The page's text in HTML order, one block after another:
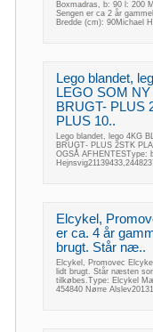
Boxmadras, b: 90 l: 200
Sengen er ca 2 år
Bredde (cm): 90Michael
Lego blandet,
LEGO SOM
BRUGT- PLUS
PLUS 10..
Lego blandet, lego 4KG
BRUGT- PLUS 2STK
OGSÅ AFHENTESType:
Elcykel,
er ca. 4 år
brugt. Står næ..
Elcykel, Promovec
lidt brugt. Står næsten
tilkøbes.Type: Elcykel
454840 Nørre